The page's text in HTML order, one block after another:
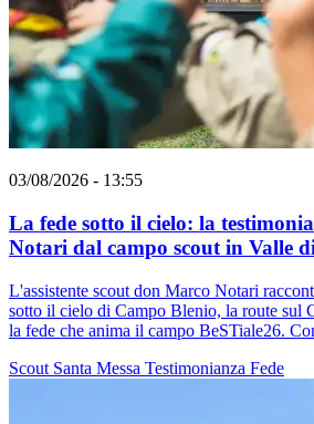
03/08/2026 - 13:55
La fede sotto il cielo: la
Notari dal campo scout in Valle
L'assistente scout don Marco Notari
sotto il cielo di Campo Blenio, la route sul
la fede che anima il campo BeSTiale26.
Scout Santa Messa Testimonianza Fede